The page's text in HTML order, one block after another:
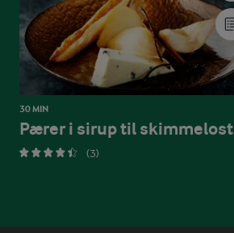
30 MIN
Pærer i sirup til skimmelost
(3)